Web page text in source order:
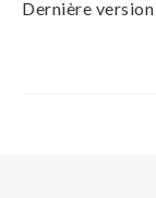
Dernière